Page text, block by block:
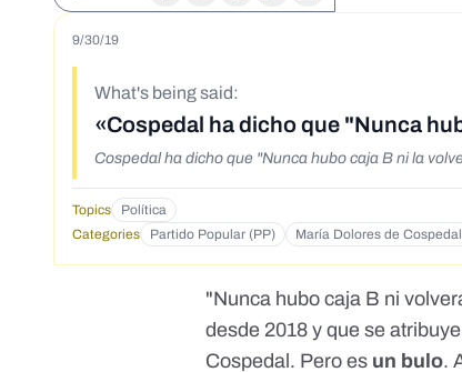
9/30/19
What's being said:
«Cospedal ha dicho que "Nunca
Cospedal ha dicho que "Nunca hubo caja B ni la
Topics Política
Categories
Partido Popular (PP) María Dolores de Cospedal
"Nunca hubo caja B ni
desde 2018 y que se
Cospedal. Pero es un bulo.